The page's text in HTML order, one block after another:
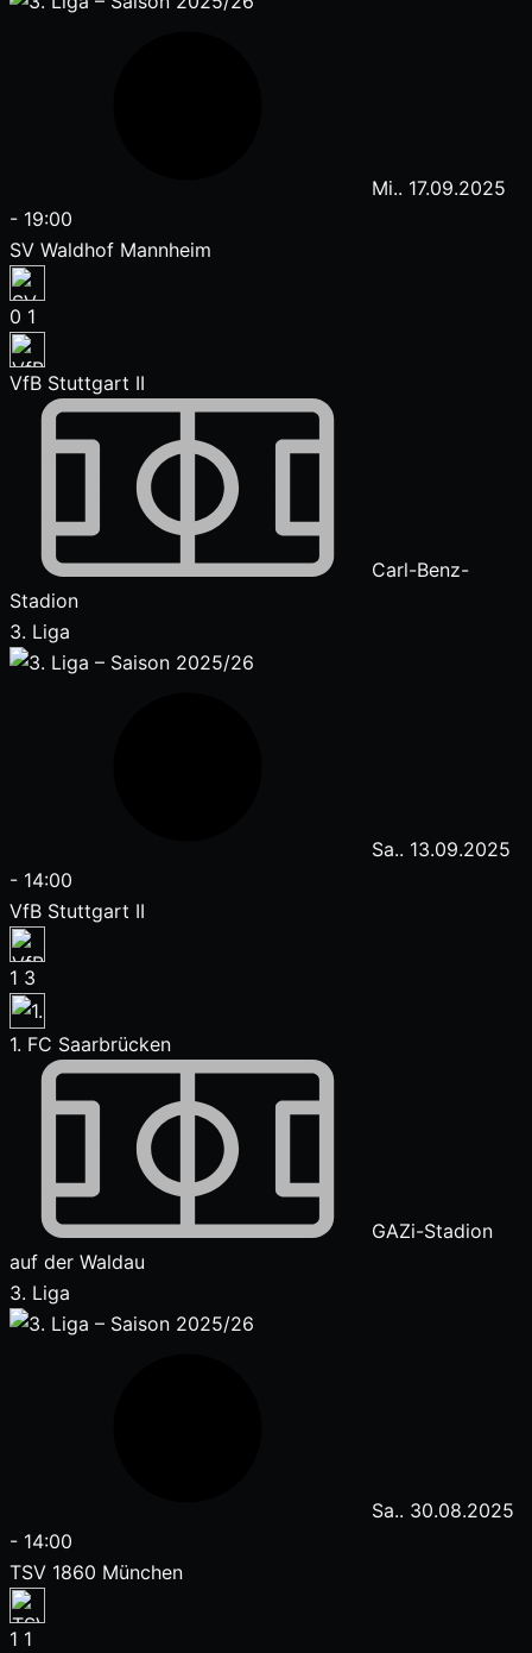
Mi.. 17.09.2025
- 19:00
SV Waldhof Mannheim
0 1
VfB Stuttgart II
Carl-Benz-
Stadion
3. Liga
Sa.. 13.09.2025
- 14:00
VfB Stuttgart II
1 3
1. FC Saarbrücken
GAZi-Stadion
auf der Waldau
3. Liga
Sa.. 30.08.2025
- 14:00
TSV 1860 München
1 1